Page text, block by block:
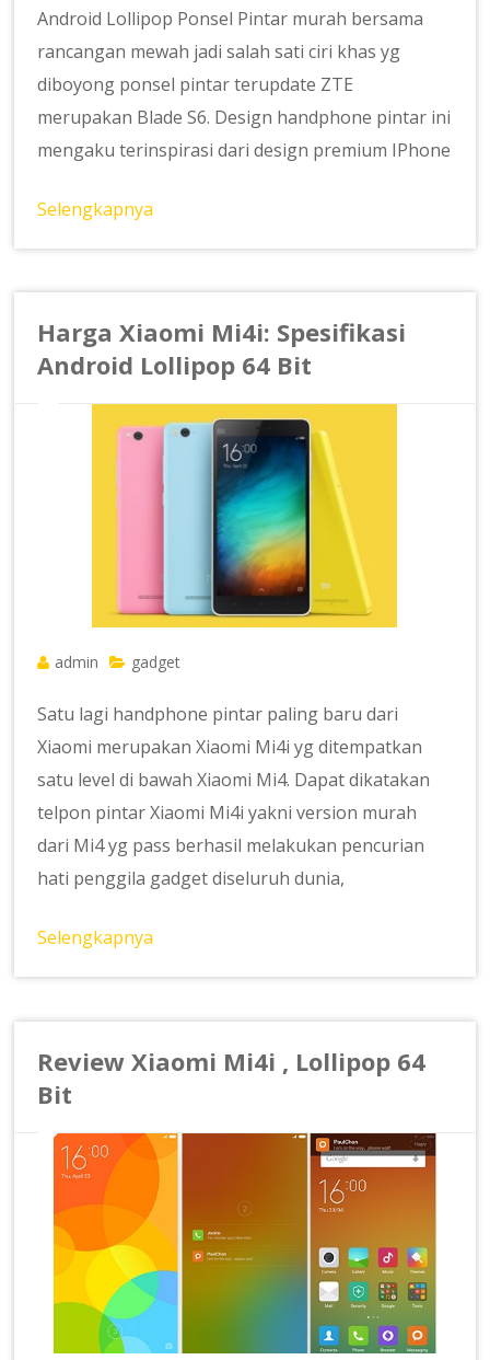
Android Lollipop Ponsel Pintar murah bersama
rancangan mewah jadi salah sati ciri khas yg
diboyong ponsel pintar terupdate ZTE
merupakan Blade S6. Design handphone pintar ini
mengaku terinspirasi dari design premium IPhone
Selengkapnya
Harga Xiaomi Mi4i: Spesifikasi
Android Lollipop 64 Bit
admin gadget
Satu lagi handphone pintar paling baru dari
Xiaomi merupakan Xiaomi Mi4i yg ditempatkan
satu level di bawah Xiaomi Mi4. Dapat dikatakan
telpon pintar Xiaomi Mi4i yakni version murah
dari Mi4 yg pass berhasil melakukan pencurian
hati penggila gadget diseluruh dunia,
Selengkapnya
Review Xiaomi Mi4i , Lollipop 64
Bit